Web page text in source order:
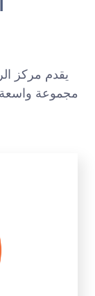
يقدم مركز
مجموعة واسعة